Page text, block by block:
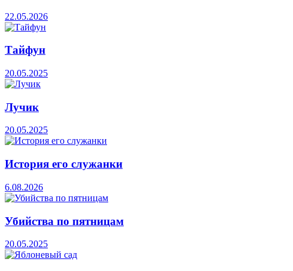
22.05.2026
Тайфун
20.05.2025
Лучик
20.05.2025
История его служанки
6.08.2026
Убийства по пятницам
20.05.2025